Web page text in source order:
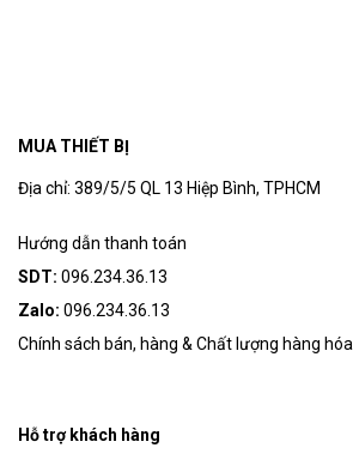
MUA THIẾT BỊ
Địa chỉ: 389/5/5 QL 13 Hiệp Bình, TPHCM
Hướng dẫn thanh toán
SDT: 096.234.36.13
Zalo: 096.234.36.13
Chính sách bán, hàng & Chất lượng hàng hóa
Hỗ trợ khách hàng